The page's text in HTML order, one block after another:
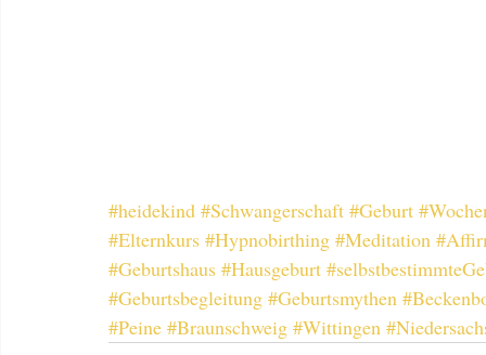
#heidekind #Schwangerschaft #Geburt
#Elternkurs #Hypnobirthing #Meditation
#Geburtshaus #Hausgeburt
#Geburtsbegleitung #Geburtsmythen
#Peine #Braunschweig #Wittingen